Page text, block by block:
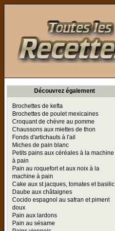
Découvrez également
Brochettes de kefta
Brochettes de poulet mexicaines
Croquant de chèvre au pomme
Chaussons aux miettes de thon
Fonds d'artichauts à l'ail
Miches de pain blanc
Petits pains aux céréales à la machine
à pain
Pain au roquefort et aux noix à la
machine à pain
Cake aux st jacques, tomates et basilic
Daube aux châtaignes
Cocido espagnol au safran et piment
doux
Pain aux lardons
Pain au sésame